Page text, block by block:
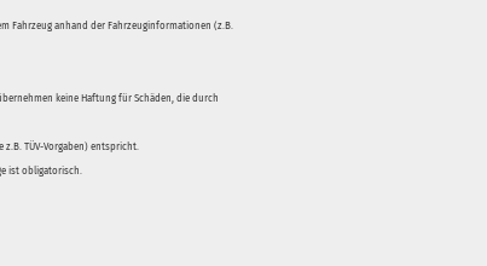
Fahrzeug anhand der Fahrzeuginformationen (z.B.
keine Haftung für Schäden, die durch
z.B. TÜV-Vorgaben) entspricht.
ist obligatorisch.